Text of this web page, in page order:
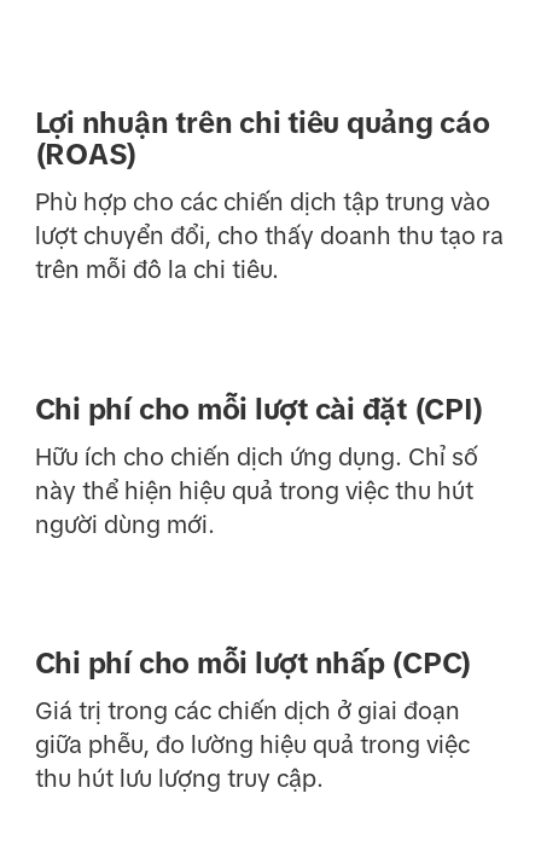
Lợi nhuận trên chi tiêu quảng cáo
(ROAS)
Phù hợp cho các chiến dịch tập trung vào
lượt chuyển đổi, cho thấy doanh thu tạo ra
trên mỗi đô la chi tiêu.
Chi phí cho mỗi lượt cài đặt (CPI)
Hữu ích cho chiến dịch ứng dụng. Chỉ số
này thể hiện hiệu quả trong việc thu hút
người dùng mới.
Chi phí cho mỗi lượt nhấp (CPC)
Giá trị trong các chiến dịch ở giai đoạn
giữa phễu, đo lường hiệu quả trong việc
thu hút lưu lượng truy cập.